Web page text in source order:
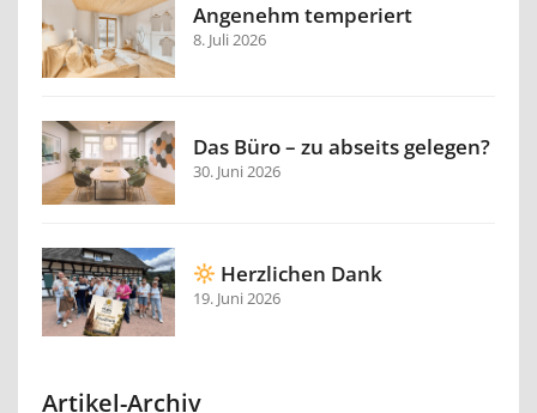
Angenehm temperiert
8. Juli 2026
Das Büro – zu abseits gelegen?
30. Juni 2026
Herzlichen Dank
19. Juni 2026
Artikel-Archiv